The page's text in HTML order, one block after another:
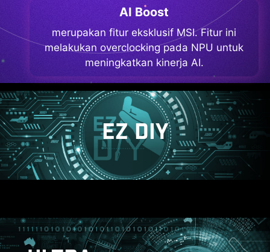
AI Boost
merupakan fitur eksklusif MSI. Fitur ini
melakukan overclocking pada NPU untuk
meningkatkan kinerja AI.
EZ DIY